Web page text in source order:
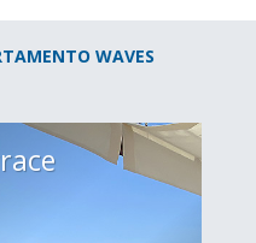
WAVES